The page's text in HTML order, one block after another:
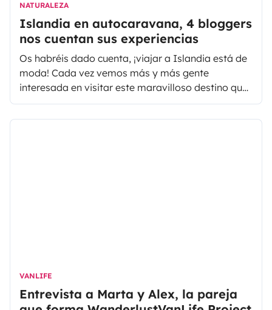
NATURALEZA
Islandia en autocaravana, 4 bloggers
nos cuentan sus experiencias
Os habréis dado cuenta, ¡viajar a Islandia está de
moda! Cada vez vemos más y más gente
interesada en visitar este maravilloso destino que
hasta hace poco era bastante desconocido. Para
descubrir esta reserva de naturaleza y saber todo
VANLIFE
Entrevista a Marta y Alex, la pareja